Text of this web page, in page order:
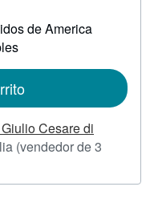
de America
Cesare di
(vendedor de 3